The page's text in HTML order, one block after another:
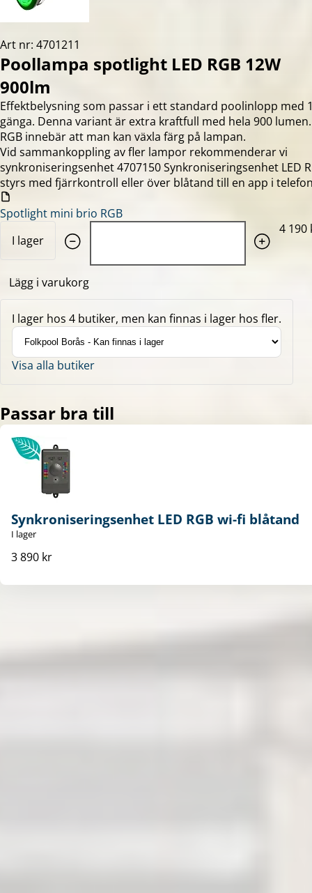
Art nr: 4701211
Poollampa spotlight LED RGB 12W
900lm
Effektbelysning som passar i ett standard poolinlopp med
gänga. Denna variant är extra kraftfull med hela 900 lumen.
RGB innebär att man kan växla färg på lampan.
Vid sammankoppling av fler lampor rekommenderar vi
synkroniseringsenhet 4707150 Synkroniseringsenhet LED
styrs med fjärrkontroll eller över blåtand till en app i
Spotlight mini brio RGB
I lager
4 190
Lägg i varukorg
I lager hos 4 butiker, men kan finnas i lager hos fler.
Visa alla butiker
Passar bra till
Synkroniseringsenhet LED RGB wi-fi blåtand
I lager
3 890 kr